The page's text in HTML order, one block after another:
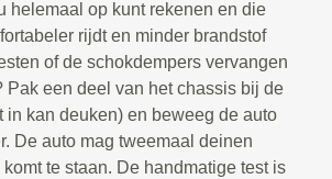
helemaal op kunt rekenen en die
rijdt en minder brandstof
of de schokdempers vervangen
Pak een deel van het chassis bij de
in kan deuken) en beweeg de auto
De auto mag tweemaal deinen
te staan. De handmatige test is